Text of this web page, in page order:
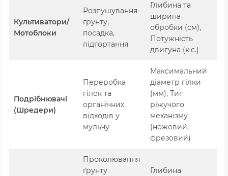
Культиватори/
Мотоблоки
Розпушування
ґрунту,
посадка,
підгортання
Глибина та
ширина
обробки (см),
Потужність
двигуна (к.с.)
Подрібнювачі
(Шредери)
Переробка
гілок та
органічних
відходів у
мульчу
Максимальний
діаметр гілки
(мм), Тип
ріжучого
механізму
(ножовий,
фрезовий)
Проколювання
ґрунту
Глибина